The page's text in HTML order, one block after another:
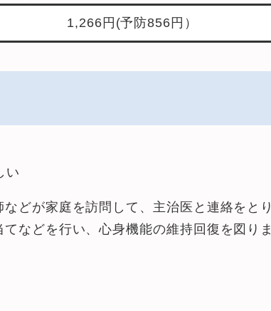
1,266円(予防856円）
い
どが家庭を訪問して、主治医と連絡をとり
などを行い、心身機能の維持回復を図りま